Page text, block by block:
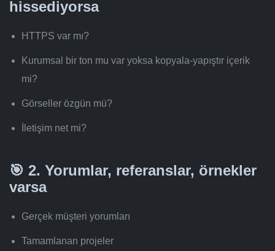
hissediyorsa
HTTPS var mı?
Kurumsal bir ton mu var yoksa kopyala-yapıştır içerik
mi?
Görseller özgün mü?
İletişim net mi?
🎯 2. Yorumlar, referanslar, örnekler
varsa
Gerçek müşteri yorumları
Tamamlanan projeler